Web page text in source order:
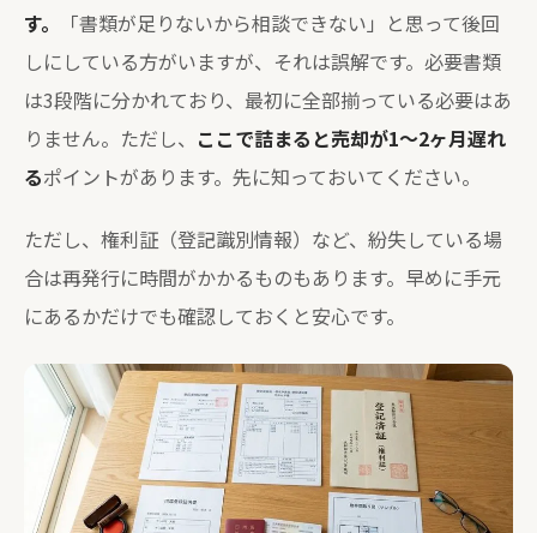
す。
「書類が足りないから相談できない」と思って後回
しにしている方がいますが、それは誤解です。必要書類
は3段階に分かれており、最初に全部揃っている必要はあ
りません。ただし、 ここで詰まると売却が1〜2ヶ月遅れ
るポイントがあります。先に知っておいてください。
ただし、権利証（登記識別情報）など、紛失している場
合は再発行に時間がかかるものもあります。早めに手元
にあるかだけでも確認しておくと安心です。